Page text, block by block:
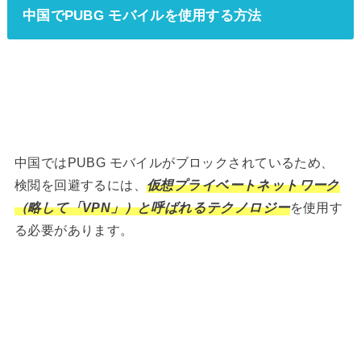
中国でPUBG モバイルを使用する方法
中国ではPUBG モバイルがブロックされているため、
検閲を回避するには、仮想プライベートネットワーク
（略して「VPN」）と呼ばれるテクノロジーを使用す
る必要があります。